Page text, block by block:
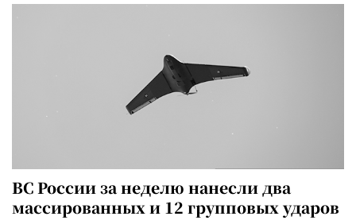
ВС России за неделю нанесли два
массированных и 12 групповых ударов